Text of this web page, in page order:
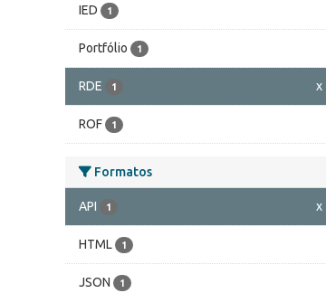
IED 1
Portfólio 1
RDE 1 x
ROF 1
Formatos
API 1 x
HTML 1
JSON 1